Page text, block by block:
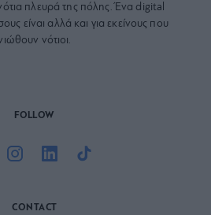
πλευρά της πόλης. Ένα digital
είναι αλλά και για εκείνους που
νότιοι.
FOLLOW
CONTACT